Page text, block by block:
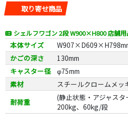
取り寄せ商品
シェルフワゴン 2段 W900×H800 店舗
本体サイズ
かごの深さ
130mm
キャスター径
φ75mm
素材
スチールクロームメッ
耐荷重
(静止状態・アジャス
200kg、60kg/段